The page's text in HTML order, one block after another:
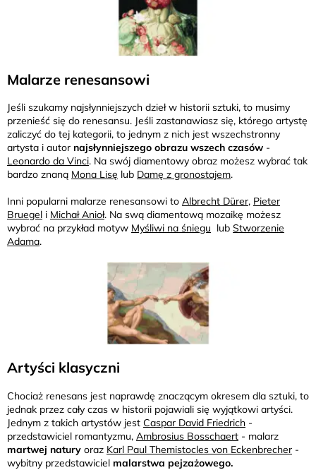
Malarze renesansowi
Jeśli szukamy najsłynniejszych dzieł w historii sztuki, to musimy
przenieść się do renesansu. Jeśli zastanawiasz się, którego artystę
zaliczyć do tej kategorii, to jednym z nich jest wszechstronny
artysta i autor najsłynniejszego obrazu wszech czasów -
Leonardo da Vinci. Na swój diamentowy obraz możesz wybrać tak
bardzo znaną Mona Lisę lub Damę z gronostajem.
Inni popularni malarze renesansowi to Albrecht Dürer, Pieter
Bruegel i Michał Anioł. Na swą diamentową mozaikę możesz
wybrać na przykład motyw Myśliwi na śniegu lub Stworzenie
Adama.
Artyści klasyczni
Chociaż renesans jest naprawdę znaczącym okresem dla sztuki, to
jednak przez cały czas w historii pojawiali się wyjątkowi artyści.
Jednym z takich artystów jest Caspar David Friedrich -
przedstawiciel romantyzmu, Ambrosius Bosschaert - malarz
martwej natury oraz Karl Paul Themistocles von Eckenbrecher -
wybitny przedstawiciel malarstwa pejzażowego.